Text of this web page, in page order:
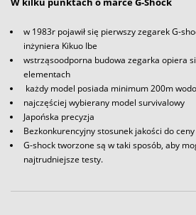
w 1983r pojawił się pierwszy zegarek G-
inżyniera Kikuo Ibe
wstrząsoodporna budowa zegarka opiera
elementach
każdy model posiada minimum 200m
najczęściej wybierany model survivalowy
Japońska precyzja
Bezkonkurencyjny stosunek jakości do ceny
G-shock tworzone są w taki sposób, aby
najtrudniejsze testy.